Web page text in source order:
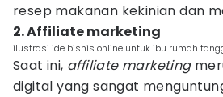
resep makanan kekinian dan
2. Affiliate marketing
ilustrasi ide bisnis online untuk ibu rumah
Saat ini, affiliate marketing
digital yang sangat